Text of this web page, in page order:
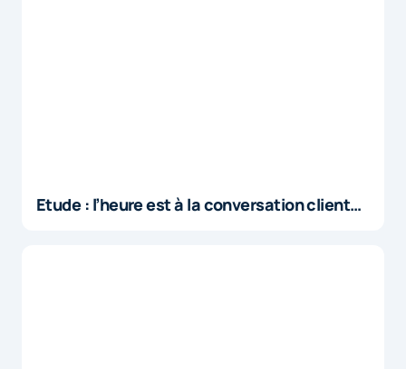
Etude : l’heure est à la conversation client…